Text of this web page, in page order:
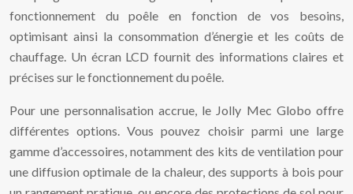
fonctionnement du poêle en fonction de vos besoins,
optimisant ainsi la consommation d’énergie et les coûts de
chauffage. Un écran LCD fournit des informations claires et
précises sur le fonctionnement du poêle.
Pour une personnalisation accrue, le Jolly Mec Globo offre
différentes options. Vous pouvez choisir parmi une large
gamme d’accessoires, notamment des kits de ventilation pour
une diffusion optimale de la chaleur, des supports à bois pour